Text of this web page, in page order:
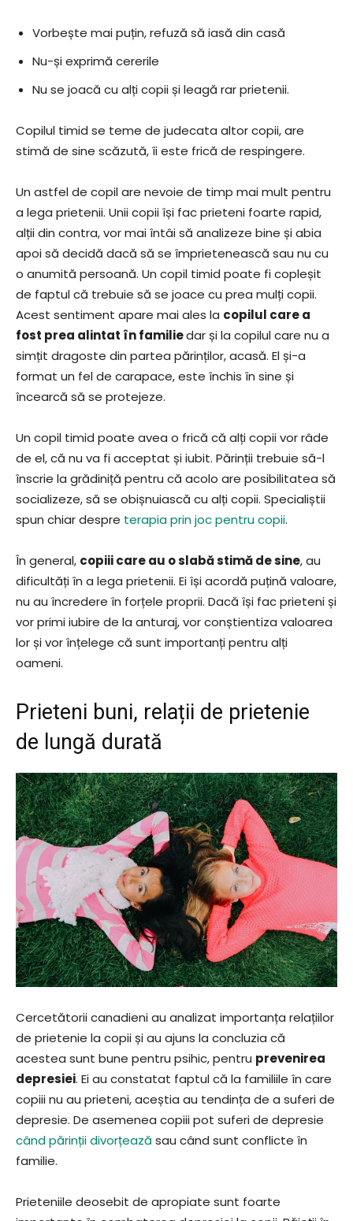
Vorbește mai puțin, refuză să iasă din casă
Nu-și exprimă cererile
Nu se joacă cu alți copii și leagă rar prietenii.
Copilul timid se teme de judecata altor copii, are
stimă de sine scăzută, îi este frică de respingere.
Un astfel de copil are nevoie de timp mai mult pentru
a lega prietenii. Unii copii își fac prieteni foarte rapid,
alții din contra, vor mai întâi să analizeze bine și abia
apoi să decidă dacă să se împrietenească sau nu cu
o anumită persoană. Un copil timid poate fi copleșit
de faptul că trebuie să se joace cu prea mulți copii.
Acest sentiment apare mai ales la copilul care a
fost prea alintat în familiedar și la copilul care nu a
simțit dragoste din partea părinților, acasă. El și-a
format un fel de carapace, este închis în sine și
încearcă să se protejeze.
Un copil timid poate avea o frică că alți copii vor râde
de el, că nu va fi acceptat și iubit. Părinții trebuie să-l
înscrie la grădiniță pentru că acolo are posibilitatea să
socializeze, să se obișnuiască cu alți copii. Specialiștii
spun chiar despre terapia prin joc pentru copii.
În general, copiii care au o slabă stimă de sine, au
dificultăți în a lega prietenii. Ei își acordă puțină valoare,
nu au încredere în forțele proprii. Dacă își fac prieteni și
vor primi iubire de la anturaj, vor conștientiza valoarea
lor și vor înțelege că sunt importanți pentru alți
oameni.
Prieteni buni, relații de prietenie
de lungă durată
Cercetătorii canadieni au analizat importanța relațiilor
de prietenie la copii și au ajuns la concluzia că
acestea sunt bune pentru psihic, pentru prevenirea
depresiei. Ei au constatat faptul că la familiile în care
copiii nu au prieteni, aceștia au tendința de a suferi de
depresie. De asemenea copiii pot suferi de depresie
când părinții divorțează sau când sunt conflicte în
familie.
Prieteniile deosebit de apropiate sunt foarte